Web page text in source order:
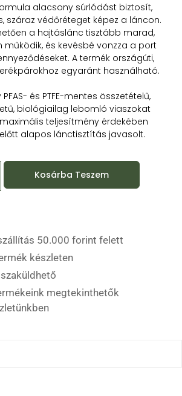
alacsony súrlódást biztosít,
száraz védőréteget képez a láncon.
a hajtáslánc tisztább marad,
működik, és kevésbé vonzza a port
A termék országúti,
egyaránt használható.
PFAS- és PTFE-mentes összetételű,
biológiailag lebomló viaszokat
teljesítmény érdekében
alapos lánctisztítás javasolt.
Kosárba Teszem
50.000 forint felett
készleten
megtekinthetők